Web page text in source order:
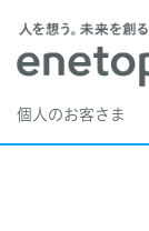
個人のお客さま